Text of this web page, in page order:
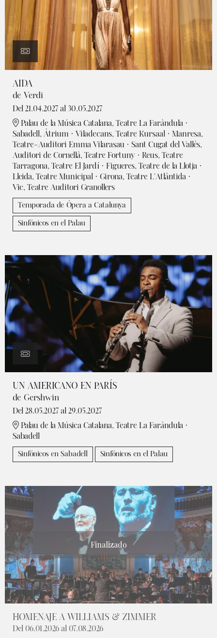
AIDA
de Verdi
Del 21.04.2027 al 30.05.2027
Palau de la Música Catalana, Teatre La Faràndula ·
Sabadell, Àtrium · Viladecans, Teatre Kursaal · Manresa,
Teatre-Auditori Emma Vilarasau · Sant Cugat del Vallès,
Auditori de Cornellà, Teatre Fortuny · Reus, Teatre
Tarragona, Teatre El Jardí · Figueres, Teatre de la Llotja ·
Lleida, Teatre Municipal · Girona, Teatre L'Atlàntida ·
Vic, Teatre Auditori Granollers
Temporada de Òpera a Catalunya
Sinfónicos en el Palau
UN AMERICANO EN PARÍS
de Gershwin
Del 28.05.2027 al 29.05.2027
Palau de la Música Catalana, Teatre La Faràndula ·
Sabadell
Sinfónicos en Sabadell Sinfónicos en el Palau
Finalizado
HOMENAJE A WILLIAMS & ZIMMER
Del 06.01.2026 al 07.08.2026